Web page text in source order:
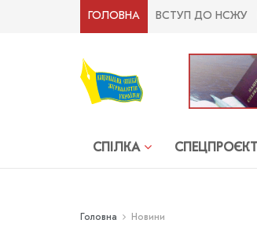
ГОЛОВНА ВСТУП ДО НСЖУ
СПІЛКА
Головна Новини